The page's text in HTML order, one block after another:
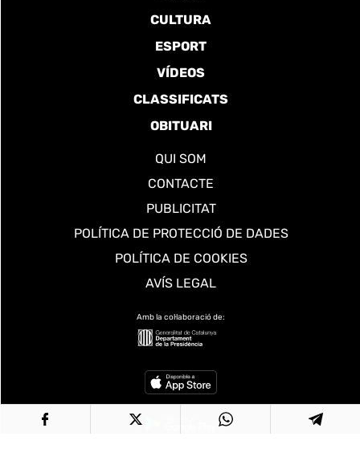
CULTURA
ESPORT
VÍDEOS
CLASSIFICATS
OBITUARI
QUI SOM
CONTACTE
PUBLICITAT
POLÍTICA DE PROTECCIÓ DE DADES
POLÍTICA DE COOKIES
AVÍS LEGAL
Amb la col·laboració de: